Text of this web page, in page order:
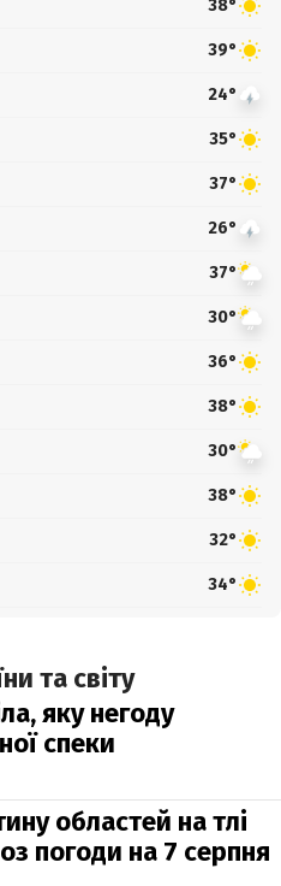
38°
39°
24°
35°
37°
26°
37°
30°
36°
38°
30°
38°
32°
34°
та світу
яку негоду
спеки
областей на тлі
погоди на 7 серпня